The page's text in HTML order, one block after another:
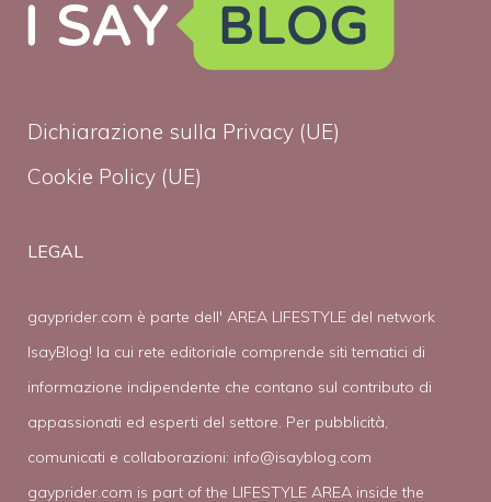
Dichiarazione sulla Privacy (UE)
Cookie Policy (UE)
LEGAL
gayprider.com è parte dell' AREA LIFESTYLE del network
IsayBlog! la cui rete editoriale comprende siti tematici di
informazione indipendente che contano sul contributo di
appassionati ed esperti del settore. Per pubblicità,
comunicati e collaborazioni: info@isayblog.com
gayprider.com is part of the LIFESTYLE AREA inside the